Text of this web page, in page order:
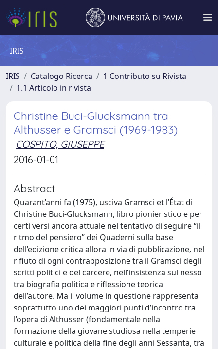
IRIS
IRIS Catalogo Ricerca
1 Contributo su Rivista
1.1 Articolo in rivista
Christine Buci-Glucksmann tra
Althusser e Gramsci (1969-1983)
COSPITO, GIUSEPPE
2016-01-01
Abstract
Quarant’anni fa (1975), usciva Gramsci et l’État di
Christine Buci-Glucksmann, libro pionieristico e per
certi versi ancora attuale nel tentativo di seguire “il
ritmo del pensiero” dei Quaderni sulla base
dell’edizione critica allora in via di pubblicazione, nel
rifiuto di ogni contrapposizione tra il Gramsci degli
scritti politici e del carcere, nell’insistenza sul nesso
tra biografia politica e riflessione teorica
dell’autore. Ma il volume in questione rappresenta
soprattutto uno dei maggiori punti d’incontro tra
l’opera di Althusser (fondamentale nella
formazione della giovane studiosa nella temperie
culturale e politica della fine degli anni Sessanta, tra